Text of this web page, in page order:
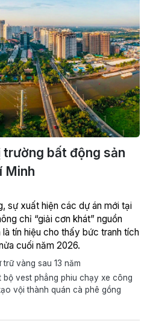
trường bất động sản
Minh
sự xuất hiện các dự án mới tại
chỉ “giải cơn khát” nguồn
tín hiệu cho thấy bức tranh tích
cuối năm 2026.
vàng sau 13 năm
bộ vest phẳng phiu chạy xe công
vội thành quán cà phê gồng